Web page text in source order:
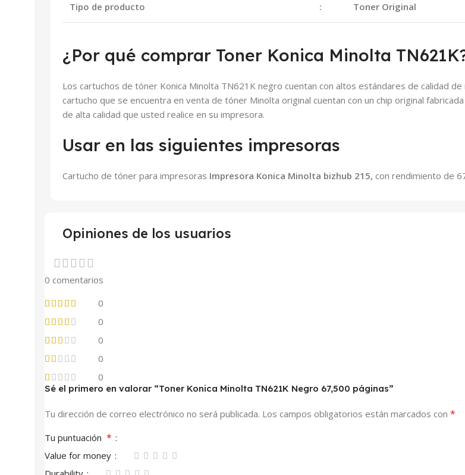
Tipo de producto : Toner Original
¿Por qué comprar Toner Konica Minolta
Los cartuchos de tóner Konica Minolta TN621K negro cuentan con altos estándares de calidad
cartucho que se encuentra en venta de tóner Minolta original cuentan con un chip original
de alta calidad que usted realice en su impresora.
Usar en las siguientes impresoras
Cartucho de tóner para impresoras Impresora Konica Minolta bizhub 215, con rendimiento de
Opiniones de los usuarios
0 comentarios
0
0
0
0
0
Sé el primero en valorar “Toner Konica Minolta TN621K Negro 67,500 páginas”
Tu dirección de correo electrónico no será publicada. Los campos obligatorios están marcados con *
Tu puntuación *
Value for money